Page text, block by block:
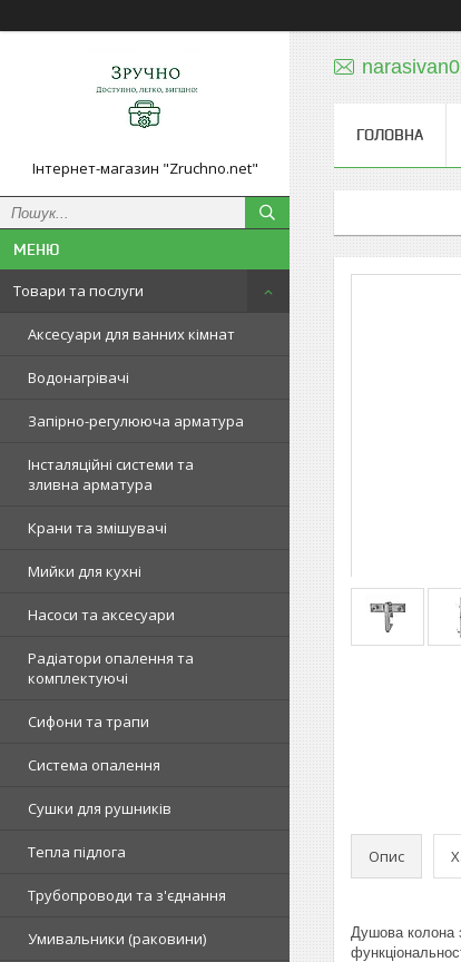
Інтернет-магазин "Zruchno.net"
Товари та послуги
Аксесуари для ванних кімнат
Водонагрівачі
Запірно-регулююча арматура
Інсталяційні системи та
зливна арматура
Крани та змішувачі
Мийки для кухні
Насоси та аксесуари
Радіатори опалення та
комплектуючі
Сифони та трапи
Система опалення
Сушки для рушників
Тепла підлога
Трубопроводи та з'єднання
Умивальники (раковини)
ГОЛОВНА
Опис
Душова колона